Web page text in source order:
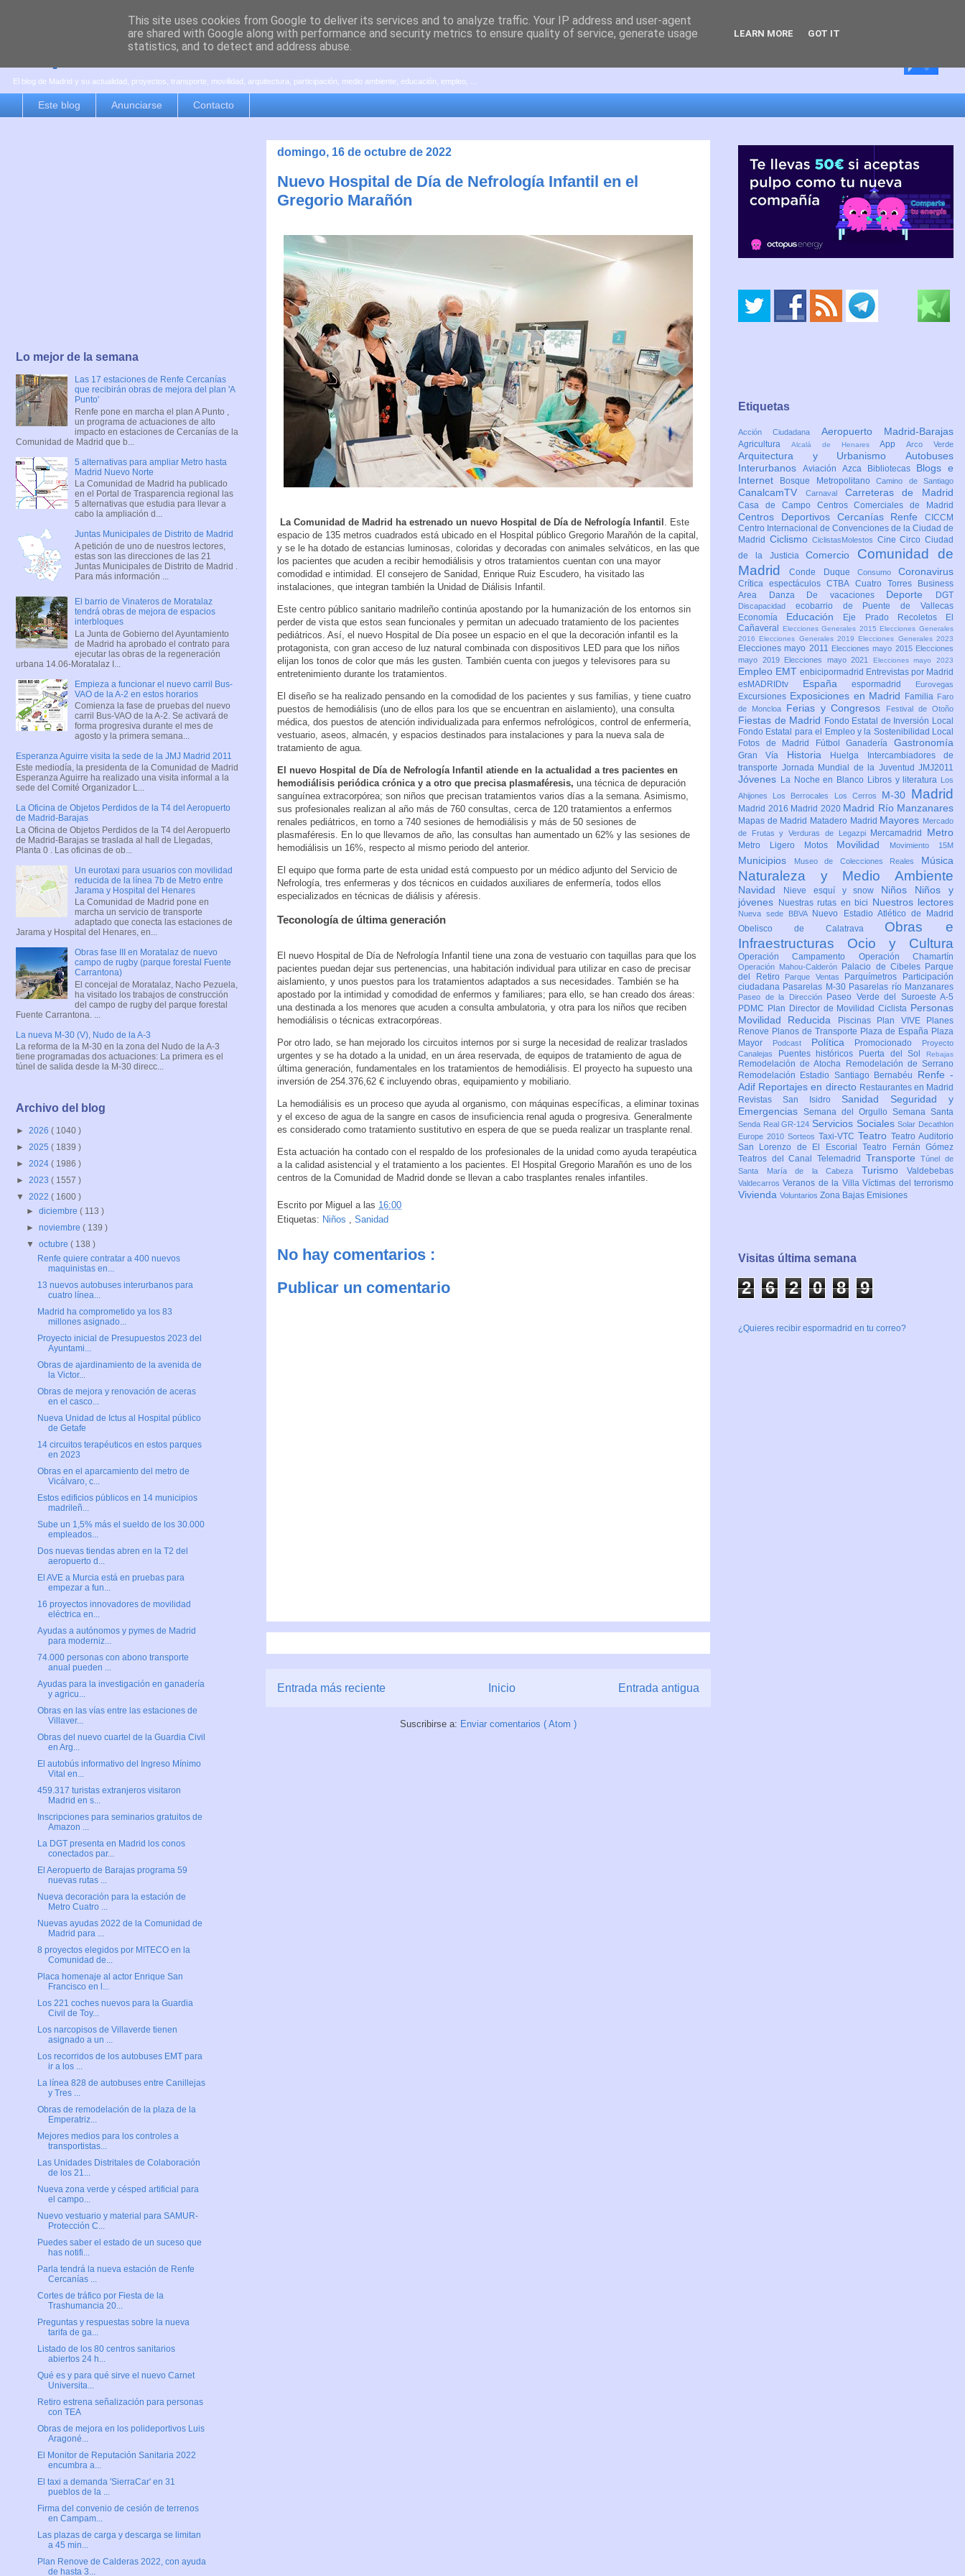
es por madrid
El blog de Madrid y su actualidad, proyectos, transporte, movilidad, arquitectura, participación, medio ambiente, educación, empleo, ...
Este blog Anunciarse Contacto
domingo, 16 de octubre de 2022
Nuevo Hospital de Día de Nefrología Infantil en el
Gregorio Marañón
La Comunidad de Madrid ha estrenado un nuevo Hospital de Día de Nefrología Infantil
. Este
espacio de 135 metros cuadrados está ubicado en el Hospital público Gregorio Marañón de la capital,
y se le ha dotado de estancias luminosas, coloridas y decoradas con animales selváticos, en las que
los pacientes que acuden a recibir hemodiálisis y otros tratamientos cuentan con una mayor
comodidad e intimidad. El consejero de Sanidad, Enrique Ruiz Escudero, ha visitado las
instalaciones, que integran también la Unidad de Diálisis Infantil.
Este centro público sanitario madrileño continúa apostando por la humanización de los entornos sin
perder de vista que estos sean funcionales y permitan un adecuado tratamiento de los pacientes
pediátricos. Así, el nuevo Hospital de Día posee un espacio en el que la decoración infantil es la
protagonista, con gran acceso de luz natural combinada con dispositivos LED para que los niños
elijan los tonos de color que más les gusten. También cuenta con juegos y televisores para su
entretenimiento durante los tratamientos.
El diseño se ha realizado pensando en la comodidad de los pacientes y sus familias, y tiene cuatro
puestos de hemodiálisis (uno de ellos para los que se encuentran en aislamiento), una consulta
médica, dos puestos de atención individualizada para enfermos nefrológicos, control de enfermería,
vestuario, aseos, almacén, y espacios destinados para instalaciones y para la nueva sala de
tratamiento de agua.
El nuevo Hospital de Día de Nefrología Infantil atiende en la actualidad a tres pacientes en
hemodiálisis periódica crónica y a otro que precisa plasmaféresis, una técnica de depuración
sanguínea extracorpórea; son niños que precisan tratamientos varios días a la semana. Asimismo,
sus profesionales realizan al año más de 760 consultas, cerca de 120 tratamientos a enfermos
renales pediátricos, en torno a 740 sesiones de hemodiálisis y más de 50 sesiones de
plasmaféresis. En lo que llevamos de año, las consultas han aumentado un 62% y las sesiones de
hemodiálisis un 16%, respecto al mismo periodo del anterior.
El equipo que forma parte de esta unidad está compuesto por un médico adjunto del Servicio de
Nefrología, tres enfermeras y dos técnicos en cuidados auxiliares de enfermería, todos ellos
especializados en técnicas de diálisis y aféresis.
Teconología de última generación
El nuevo Hospital de Día de Nefrología Infantil tiene una zona de vestuario con taquillas para que los
pacientes puedan dejar sus pertenencias, una habitación individual para utilizar en caso de precisar
aislamiento, y unos puestos para los tratamientos adaptados a sus necesidades. También se ha
apostado por la intimidad y comodidad de enfermos y familiares; para ello, se han creado dos áreas:
una destinada a los menores que acuden a consulta ambulatoria, y otra para los niños que reciben
hemodiálisis o técnicas extracorpóreas.
Por otro lado, se han mejorado los circuitos internos por si surge la necesidad de realizar traslados
urgentes y se ha dotado a la unidad, en un área reservada, de equipos de tratamiento de agua de
última generación, fundamentales en los tratamientos de hemodiálisis. El proyecto ha supuesto una
inversión de 254.376,62 € incluyendo obras, equipamiento y mobiliario.
La hemodiálisis es un proceso que ayuda al organismo, con máquinas específicas, a eliminar toxinas
y el exceso de agua de la sangre en casos de insuficiencia renal aguda o progresiva. Generalmente
es considerado como tratamiento sustitutivo en espera de que se pueda realizar un trasplante renal.
Esta actuación ha contado con el respaldo de los profesionales de la unidad como ayuda terapéutica
a la calidad asistencial y el tratamiento a los pacientes. El Hospital Gregorio Marañón es uno de los
centros de la Comunidad de Madrid donde se llevan a cabo trasplantes renales infantiles.
Escrito por Miguel a las 16:00
Etiquetas: Niños , Sanidad
No hay comentarios :
Publicar un comentario
Entrada más reciente Entrada antigua
Inicio
Suscribirse a: Enviar comentarios ( Atom )
Lo mejor de la semana
Las 17 estaciones de Renfe Cercanías
que recibirán obras de mejora del plan 'A
Punto'
Renfe pone en marcha el plan A Punto ,
un programa de actuaciones de alto
impacto en estaciones de Cercanías de la
Comunidad de Madrid que b...
5 alternativas para ampliar Metro hasta
Madrid Nuevo Norte
La Comunidad de Madrid ha publicado
en el Portal de Trasparencia regional las
5 alternativas que estudia para llevar a
cabo la ampliación d...
Juntas Municipales de Distrito de Madrid
A petición de uno de nuestros lectores,
estas son las direcciones de las 21
Juntas Municipales de Distrito de Madrid .
Para más información ...
El barrio de Vinateros de Moratalaz
tendrá obras de mejora de espacios
interbloques
La Junta de Gobierno del Ayuntamiento
de Madrid ha aprobado el contrato para
ejecutar las obras de la regeneración
urbana 14.06-Moratalaz I...
Empieza a funcionar el nuevo carril Bus-
VAO de la A-2 en estos horarios
Comienza la fase de pruebas del nuevo
carril Bus-VAO de la A-2. Se activará de
forma progresiva durante el mes de
agosto y la primera semana...
Esperanza Aguirre visita la sede de la JMJ Madrid 2011
Este mediodía, la presidenta de la Comunidad de Madrid
Esperanza Aguirre ha realizado una visita informal a la
sede del Comité Organizador L...
La Oficina de Objetos Perdidos de la T4 del Aeropuerto
de Madrid-Barajas
La Oficina de Objetos Perdidos de la T4 del Aeropuerto
de Madrid-Barajas se traslada al hall de Llegadas,
Planta 0 . Las oficinas de ob...
Un eurotaxi para usuarios con movilidad
reducida de la línea 7b de Metro entre
Jarama y Hospital del Henares
La Comunidad de Madrid pone en
marcha un servicio de transporte
adaptado que conecta las estaciones de
Jarama y Hospital del Henares, en...
Obras fase III en Moratalaz de nuevo
campo de rugby (parque forestal Fuente
Carrantona)
El concejal de Moratalaz, Nacho Pezuela,
ha visitado los trabajos de construcción
del campo de rugby del parque forestal
Fuente Carrantona. ...
La nueva M-30 (V), Nudo de la A-3
La reforma de la M-30 en la zona del Nudo de la A-3
tiene programadas dos actuaciones: La primera es el
túnel de salida desde la M-30 direcc...
Archivo del blog
► 2026 ( 1040 )
► 2025 ( 1839 )
► 2024 ( 1986 )
► 2023 ( 1557 )
▼ 2022 ( 1600 )
►diciembre( 113 )
►noviembre( 139 )
▼octubre( 138 )
Renfe quiere contratar a 400 nuevos
maquinistas en...
13 nuevos autobuses interurbanos para
cuatro línea...
Madrid ha comprometido ya los 83
millones asignado...
Proyecto inicial de Presupuestos 2023 del
Ayuntami...
Obras de ajardinamiento de la avenida de
la Victor...
Obras de mejora y renovación de aceras
en el casco...
Nueva Unidad de Ictus al Hospital público
de Getafe
14 circuitos terapéuticos en estos parques
en 2023
Obras en el aparcamiento del metro de
Vicálvaro, c...
Estos edificios públicos en 14 municipios
madrileñ...
Sube un 1,5% más el sueldo de los 30.000
empleados...
Dos nuevas tiendas abren en la T2 del
aeropuerto d...
El AVE a Murcia está en pruebas para
empezar a fun...
16 proyectos innovadores de movilidad
eléctrica en...
Ayudas a autónomos y pymes de Madrid
para moderniz...
74.000 personas con abono transporte
anual pueden ...
Ayudas para la investigación en ganadería
y agricu...
Obras en las vías entre las estaciones de
Villaver...
Obras del nuevo cuartel de la Guardia Civil
en Arg...
El autobús informativo del Ingreso Mínimo
Vital en...
459.317 turistas extranjeros visitaron
Madrid en s...
Inscripciones para seminarios gratuitos de
Amazon ...
La DGT presenta en Madrid los conos
conectados par...
El Aeropuerto de Barajas programa 59
nuevas rutas ...
Nueva decoración para la estación de
Metro Cuatro ...
Nuevas ayudas 2022 de la Comunidad de
Madrid para ...
8 proyectos elegidos por MITECO en la
Comunidad de...
Placa homenaje al actor Enrique San
Francisco en l...
Los 221 coches nuevos para la Guardia
Civil de Toy...
Los narcopisos de Villaverde tienen
asignado a un ...
Los recorridos de los autobuses EMT para
ir a los ...
La línea 828 de autobuses entre Canillejas
y Tres ...
Obras de remodelación de la plaza de la
Emperatriz...
Mejores medios para los controles a
transportistas...
Las Unidades Distritales de Colaboración
de los 21...
Nueva zona verde y césped artificial para
el campo...
Nuevo vestuario y material para SAMUR-
Protección C...
Puedes saber el estado de un suceso que
has notifi...
Parla tendrá la nueva estación de Renfe
Cercanías ...
Cortes de tráfico por Fiesta de la
Trashumancia 20...
Preguntas y respuestas sobre la nueva
tarifa de ga...
Listado de los 80 centros sanitarios
abiertos 24 h...
Qué es y para qué sirve el nuevo Carnet
Universita...
Retiro estrena señalización para personas
con TEA
Obras de mejora en los polideportivos Luis
Aragoné...
El Monitor de Reputación Sanitaria 2022
encumbra a...
El taxi a demanda 'SierraCar' en 31
pueblos de la ...
Firma del convenio de cesión de terrenos
en Campam...
Las plazas de carga y descarga se limitan
a 45 min...
Plan Renove de Calderas 2022, con ayuda
de hasta 3...
Etiquetas
Acción Ciudadana Aeropuerto Madrid-Barajas
Agricultura Alcalá de HenaresAppArco Verde
Arquitectura y Urbanismo Autobuses
Interurbanos Aviación Azca Bibliotecas Blogs e
Internet
Bosque MetropolitanoCamino de Santiago
CanalcamTV Carnaval Carreteras de Madrid
Casa de Campo Centros Comerciales de Madrid
Centros Deportivos Cercanías Renfe CICCM
Centro Internacional de Convenciones de la Ciudad de
Madrid CiclismoCiclistasMolestos CineCircoCiudad
de la JusticiaComercio Comunidad de
MadridConde Duque Consumo Coronavirus
Crítica espectáculosCTBA Cuatro Torres Business
Area
Danza De vacaciones Deporte DGT
Discapacidad ecobarrio de Puente de Vallecas
Economía Educación Eje Prado Recoletos
El
Cañaveral
Elecciones Generales 2015 Elecciones Generales
2016 Elecciones Generales 2019 Elecciones Generales 2023
Elecciones mayo 2011 Elecciones mayo 2015 Elecciones
mayo 2019
Elecciones mayo 2021 Elecciones mayo 2023
Empleo EMT enbicipormadrid Entrevistas por Madrid
esMADRIDtv Españaespormadrid Eurovegas
Excursiones Exposiciones en Madrid Familia Faro
de Moncloa
Ferias y Congresos Festival de Otoño
Fiestas de Madrid Fondo Estatal de Inversión Local
Fondo Estatal para el Empleo y la Sostenibilidad Local
Fotos de Madrid
FútbolGanaderíaGastronomía
Gran Vía Historia Huelga
Intercambiadores de
transporte Jornada Mundial de la Juventud JMJ2011
Jóvenes La Noche en Blanco Libros y literatura
Los
Ahijones
Los Berrocales Los Cerros M-30 Madrid
Madrid 2016 Madrid 2020 Madrid Río Manzanares
Mapas de Madrid Matadero Madrid Mayores Mercado
de Frutas y Verduras de Legazpi
Mercamadrid Metro
Metro Ligero Motos Movilidad Movimiento 15M
Municipios Museo de Colecciones Reales Música
Naturaleza y Medio Ambiente
Navidad Nieve esquí y snow Niños Niños y
jóvenes
Nuestras rutas en bici Nuestros lectores
Nueva sede BBVA
Nuevo Estadio Atlético de Madrid
Obelisco de Calatrava Obras e
Infraestructuras Ocio y Cultura
Operación Campamento Operación Chamartín
Operación Mahou-Calderón Palacio de Cibeles Parque
del Retiro
Parque Ventas Parquímetros
Participación
ciudadana Pasarelas M-30 Pasarelas río Manzanares
Paseo de la Dirección
Paseo Verde del Suroeste A-5
PDMC Plan Director de Movilidad Ciclista Personas
Movilidad Reducida
Piscinas Plan VIVE
Planes
Renove Planos de Transporte Plaza de España Plaza
Mayor
Podcast Política Promocionado
Proyecto
Canalejas
Puentes históricos Puerta del Sol Rebajas
Remodelación de Atocha
Remodelación de Serrano
Remodelación Estadio Santiago Bernabéu Renfe -
Adif Reportajes en directo Restaurantes en Madrid
Revistas San Isidro Sanidad Seguridad y
Emergencias Semana del Orgullo Semana Santa
Senda Real GR-124 Servicios SocialesSolar Decathlon
Europe 2010 Sorteos Taxi-VTC Teatro Teatro Auditorio
San Lorenzo de El EscorialTeatro Fernán Gómez
Teatros del Canal Telemadrid TransporteTúnel de
Santa María de la Cabeza Turismo Valdebebas
ValdecarrosVeranos de la VillaVíctimas del terrorismo
Vivienda Voluntarios Zona Bajas Emisiones
Visitas última semana
2 6 2 0 8 9
¿Quieres recibir espormadrid en tu correo?
This site uses cookies from Google to deliver its services and to analyze traffic. Your IP address and user-agent
are shared with Google along with performance and security metrics to ensure quality of service, generate usage
statistics, and to detect and address abuse.
LEARN MORE GOT IT